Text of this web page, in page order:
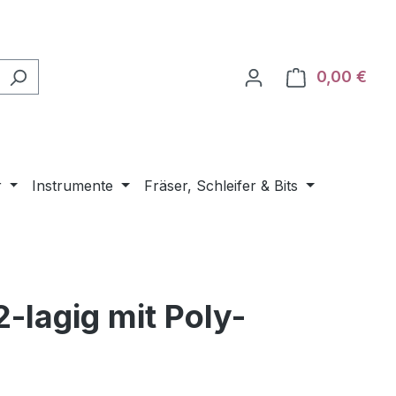
0,00 €
Instrumente
Fräser, Schleifer & Bits
lagig mit Poly-